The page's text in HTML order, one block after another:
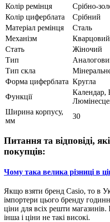
Колір ремінця
Срібно-
Колір циферблата
Срібний
Матеріал ремінця
Сталь
Механізм
Кварцовий
Стать
Жіночий
Тип
Тип скла
Форма циферблата Кругла
Функції
Календар,
Ширина корпусу,
мм
30
Питання та відповіді,
покупців:
Чому така велика різниці в
Якщо взяти бренд Casio, то в
імпортери цього бренду
ціни для всіх решти
інша і ціни не такі високі.